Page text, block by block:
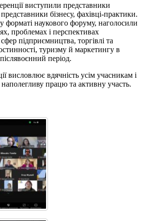
виступили представники
бізнесу, фахівці-практики.
форматі наукового форуму, наголосили
проблемах і перспективах
підприємництва, торгівлі та
туризму й маркетингу в
період.
висловлює вдячність усім учасникам і
наполегливу працю та активну участь.